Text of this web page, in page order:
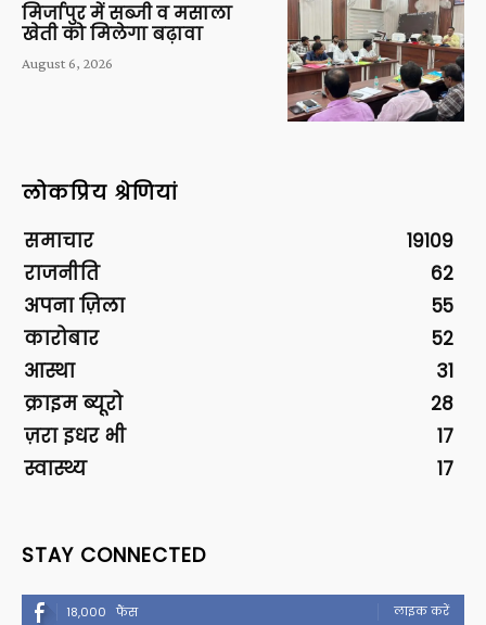
मिर्जापुर में सब्जी व मसाला
खेती को मिलेगा बढ़ावा
August 6, 2026
लोकप्रिय श्रेणियां
समाचार
19109
राजनीति
62
अपना ज़िला
55
कारोबार
52
आस्था
31
क्राइम ब्यूरो
28
ज़रा इधर भी
17
स्वास्थ्य
17
STAY CONNECTED
18,000 फैंस लाइक करें